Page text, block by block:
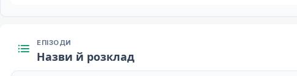
ЕПІЗОДИ
Назви й розклад